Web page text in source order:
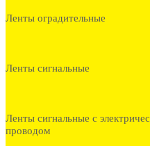
Ленты оградительные
Ленты сигнальные
Ленты сигнальные с
проводом